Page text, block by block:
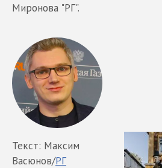
Миронова "РГ".
Текст: Максим
Васюнов/РГ